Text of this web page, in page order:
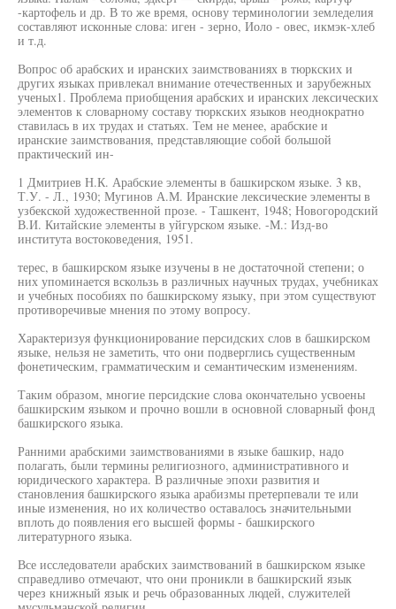
-картофель и др. В то же время, основу терминологии земледелия
составляют исконные слова: иген - зерно, Иоло - овес, икмэк-хлеб
и т.д.
Вопрос об арабских и иранских заимствованиях в тюркских и
других языках привлекал внимание отечественных и зарубежных
ученых1. Проблема приобщения арабских и иранских лексических
элементов к словарному составу тюркских языков неоднократно
ставилась в их трудах и статьях. Тем не менее, арабские и
иранские заимствования, представляющие собой большой
практический ин-
1 Дмитриев Н.К. Арабские элементы в башкирском языке. 3 кв,
Т.У. - Л., 1930; Мугинов А.М. Иранские лексические элементы в
узбекской художественной прозе. - Ташкент, 1948; Новогородский
В.И. Китайские элементы в уйгурском языке. -М.: Изд-во
института востоковедения, 1951.
терес, в башкирском языке изучены в не достаточной степени; о
них упоминается вскользь в различных научных трудах, учебниках
и учебных пособиях по башкирскому языку, при этом существуют
противоречивые мнения по этому вопросу.
Характеризуя функционирование персидских слов в башкирском
языке, нельзя не заметить, что они подверглись существенным
фонетическим, грамматическим и семантическим изменениям.
Таким образом, многие персидские слова окончательно усвоены
башкирским языком и прочно вошли в основной словарный фонд
башкирского языка.
Ранними арабскими заимствованиями в языке башкир, надо
полагать, были термины религиозного, административного и
юридического характера. В различные эпохи развития и
становления башкирского языка арабизмы претерпевали те или
иные изменения, но их количество оставалось значительными
вплоть до появления его высшей формы - башкирского
литературного языка.
Все исследователи арабских заимствований в башкирском языке
справедливо отмечают, что они проникли в башкирский язык
через книжный язык и речь образованных людей, служителей